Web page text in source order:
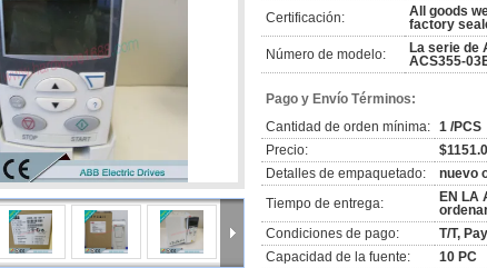
Certificación:
All goods
factory
Número de modelo:
La serie de
ACS355-
Pago y Envío Términos:
Cantidad de orden mínima: 1 /PCS
Precio:
Detalles de empaquetado:
nuevo
Tiempo de entrega:
EN LA
Condiciones de pago:
T/T,
Capacidad de la fuente:
10 PC